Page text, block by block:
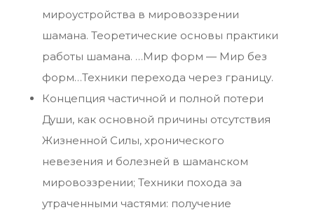
мироустройства в мировоззрении
шамана. Теоретические основы практики
работы шамана. …Мир форм — Мир без
форм…Техники перехода через границу.
Концепция частичной и полной потери
Души, как основной причины отсутствия
Жизненной Силы, хронического
невезения и болезней в шаманском
мировоззрении; Техники похода за
утраченными частями: получение